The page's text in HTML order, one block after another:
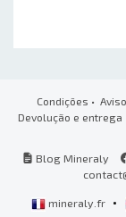
Condições •
Devolução e entrega
Blog Mineraly
mineraly.fr •